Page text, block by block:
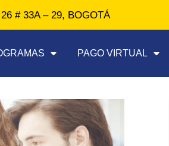
# 33A – 29, BOGOTÁ
PAGO VIRTUAL